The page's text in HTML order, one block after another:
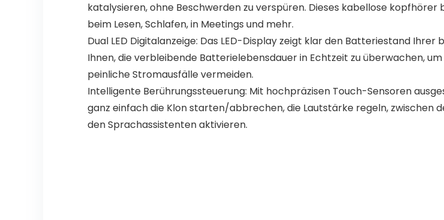
katalysieren, ohne Beschwerden zu verspüren. Dieses kabellose
beim Lesen, Schlafen, in Meetings und mehr.
Dual LED Digitalanzeige: Das LED-Display zeigt klar den Batteriestand
Ihnen, die verbleibende Batterielebensdauer in Echtzeit zu überwachen,
peinliche Stromausfälle vermeiden.
Intelligente Berührungssteuerung: Mit hochpräzisen Touch-Sensoren
ganz einfach die Klon starten/abbrechen, die Lautstärke regeln, zwischen
den Sprachassistenten aktivieren.